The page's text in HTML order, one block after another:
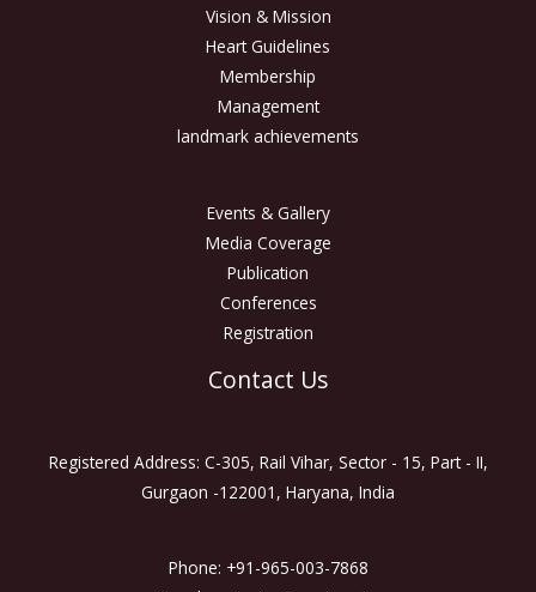
Vision & Mission
Heart Guidelines
Membership
Management
landmark achievements
Events & Gallery
Media Coverage
Publication
Conferences
Registration
Contact Us
Registered Address: C-305, Rail Vihar, Sector - 15, Part - II,
Gurgaon -122001, Haryana, India
Phone: +91-965-003-7868